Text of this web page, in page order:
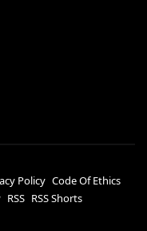
Policy Code Of Ethics
RSS RSS Shorts